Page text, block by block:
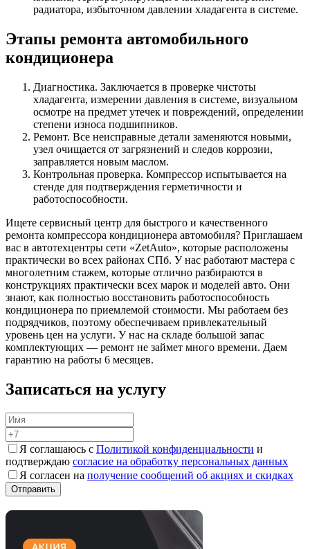
радиатора, избыточном давлении хладагента в системе.
Этапы ремонта автомобильного
кондиционера
Диагностика. Заключается в проверке чистоты
хладагента, измерении давления в системе, визуальном
осмотре на предмет утечек и повреждений, определении
степени износа подшипников.
Ремонт. Все неисправные детали заменяются новыми,
узел очищается от загрязнений и следов коррозии,
заправляется новым маслом.
Контрольная проверка. Компрессор испытывается на
стенде для подтверждения герметичности и
работоспособности.
Ищете сервисный центр для быстрого и качественного
ремонта компрессора кондиционера автомобиля? Приглашаем
вас в автотехцентры сети «ZetAuto», которые расположены
практически во всех районах СПб. У нас работают мастера с
многолетним стажем, которые отлично разбираются в
конструкциях практически всех марок и моделей авто. Они
знают, как полностью восстановить работоспособность
кондиционера по приемлемой стоимости. Мы работаем без
подрядчиков, поэтому обеспечиваем привлекательный
уровень цен на услуги. У нас на складе большой запас
комплектующих — ремонт не займет много времени. Даем
гарантию на работы 6 месяцев.
Записаться на услугу
Я соглашаюсь с Политикой конфиденциальности и
подтверждаю согласие на обработку персональных данных
Я согласен на получение сообщений об акциях и скидках
Обслуживаем марки авто